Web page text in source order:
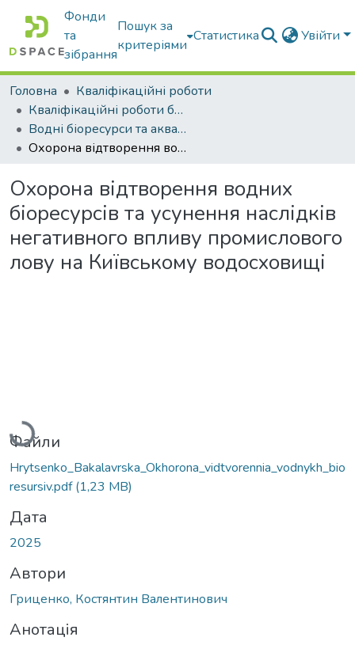
Фонди
та
зібрання
Пошук за
критеріями
Статистика Увійти
Головна
Кваліфікаційні роботи
Кваліфікаційні роботи бакалаврів
Водні біоресурси та аквакультура
Охорона відтворення водних біоресурсів та усунення наслідків негативного впливу промислового лову на Київському водосховищі
Охорона відтворення водних
біоресурсів та усунення наслідків
негативного впливу промислового
лову на Київському водосховищі
Вантажиться...
Файли
Hrytsenko_Bakalavrska_Okhorona_vidtvorennia_vodnykh_bio
resursiv.pdf(1,23 MB)
Дата
2025
Автори
Гриценко, Костянтин Валентинович
Анотація